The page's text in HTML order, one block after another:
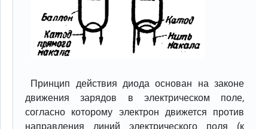
Принцип действия диода основан на законе
движения зарядов в электрическом поле,
согласно которому электрон движется против
направления линий электрического поля (к